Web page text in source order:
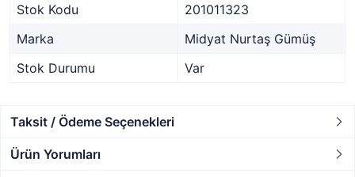
Stok Kodu
201011323
Marka
Midyat Nurtaş Gümüş
Stok Durumu
Var
Taksit / Ödeme Seçenekleri
Ürün Yorumları